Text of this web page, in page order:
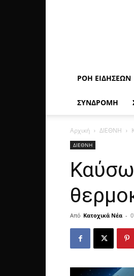
ΡΟΉ ΕΙΔΉΣΕΩΝ
ΣΥΝΔΡΟΜΗ
Αρχική ΔΙΕΘΝΗ
ΔΙΕΘΝΗ
Από Κατοχικά Νέα -